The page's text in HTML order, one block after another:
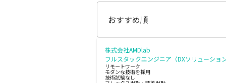
株式会社AMDlab
フルスタックエンジニア（DXソリューショ
リモートワーク
モダンな技術を採用
技術試験なし